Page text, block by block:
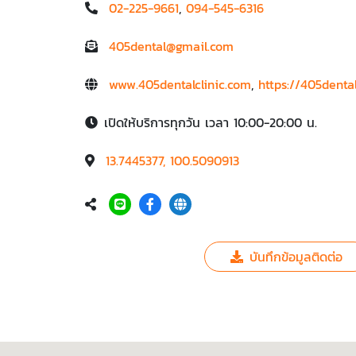
02-225-9661, 094-545-6316
405dental@gmail.com
www.405dentalclinic.com, https://
เปิดให้บริการทุกวัน เวลา 10:00-20:00 น.
13.7445377, 100.5090913
บันทึกข้อมูลติดต่อ